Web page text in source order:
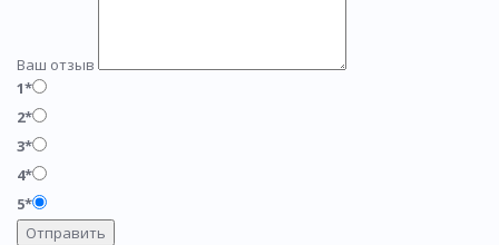
Ваш отзыв
1*
2*
3*
4*
5*
Отправить